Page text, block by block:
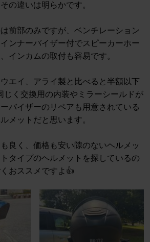
の違いは明らかです。
前部のみですが、ベンチレーション
ンナーバイザー付でスピーカーホー
インカムの取付も容易です。
エイ、アライ製と比べると半額以下
じく交換用の内装やミラーシールドが
バイザーのリペアも用意されている
メットだと思います。
良く、価格も安い隙のないヘルメッ
タイプのヘルメットを探しているの
おススメですよ👍